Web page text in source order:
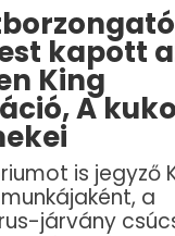
kapott
King
A
is jegyző
a
járvány